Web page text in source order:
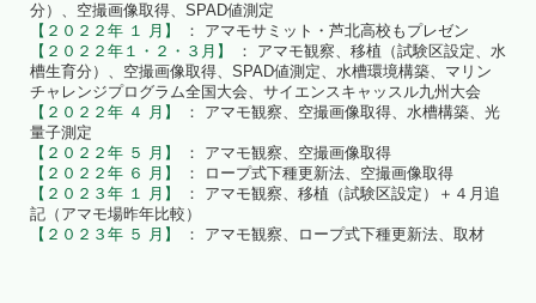
分）、空撮画像取得、SPAD値測定
【２０２２年 １ 月】
： アマモサミット・芦北高校もプレゼン
【２０２２年１・２・３月】
： アマモ観察、移植（試験区設定、水
槽生育分）、空撮画像取得、SPAD値測定、水槽環境構築、マリン
チャレンジプログラム全国大会、サイエンスキャッスル九州大会
【２０２２年 ４ 月】
： アマモ観察、空撮画像取得、水槽構築、光
量子測定
【２０２２年 ５ 月】
： アマモ観察、空撮画像取得
【２０２２年 ６ 月】
： ロープ式下種更新法、空撮画像取得
【２０２３年 １ 月】
： アマモ観察、移植（試験区設定）＋４月追
記（アマモ場昨年比較）
【２０２３年 ５ 月】
： アマモ観察、ロープ式下種更新法、取材